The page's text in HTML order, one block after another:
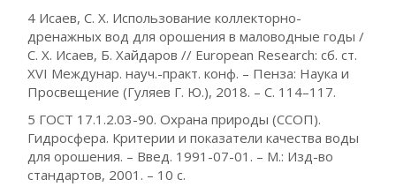
4 Исаев, С. Х. Использование коллекторно-
дренажных вод для орошения в маловодные годы /
С. Х. Исаев, Б. Хайдаров // European Research: сб. ст.
XVI Междунар. науч.-практ. конф. – Пенза: Наука и
Просвещение (Гуляев Г. Ю.), 2018. – С. 114–117.
5 ГОСТ 17.1.2.03-90. Охрана природы (ССОП).
Гидросфера. Критерии и показатели качества воды
для орошения. – Введ. 1991-07-01. – М.: Изд-во
стандартов, 2001. – 10 с.